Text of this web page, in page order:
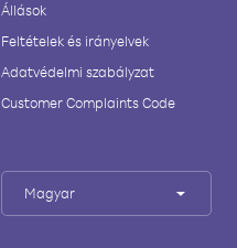
Állások
Feltételek és irányelvek
Adatvédelmi szabályzat
Customer Complaints Code
Magyar